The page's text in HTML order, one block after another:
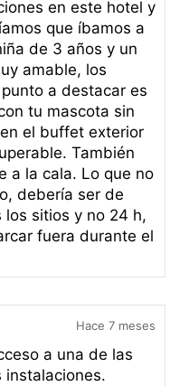
en este hotel y
que íbamos a
de 3 años y un
amable, los
a destacar es
tu mascota sin
el buffet exterior
También
a la cala. Lo que no
debería ser de
los sitios y no 24 h,
fuera durante el
Hace 7 meses
a una de las
instalaciones.